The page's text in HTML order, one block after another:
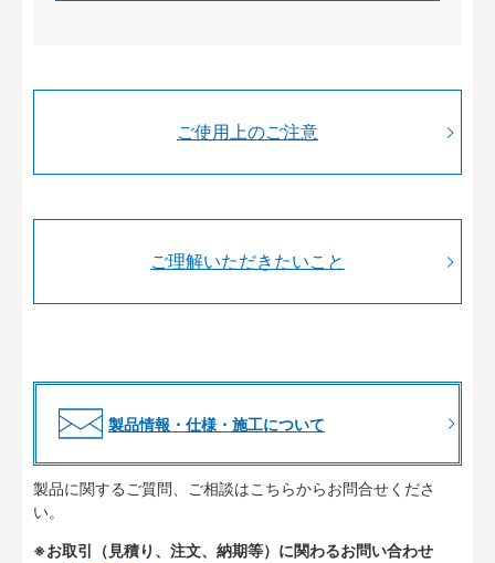
ご使用上のご注意
ご理解いただきたいこと
製品情報・仕様・施工について
製品に関するご質問、ご相談はこちらからお問合せくださ
い。
※お取引（見積り、注文、納期等）に関わるお問い合わせ